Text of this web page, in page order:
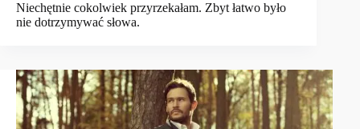
Niechętnie cokolwiek przyrzekałam. Zbyt łatwo było
nie dotrzymywać słowa.